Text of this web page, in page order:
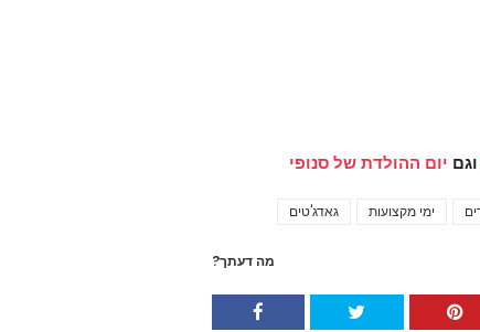
וגם יום ההולדת של סנופי
גאדג'טים ימי מקצועות
מה דעתך?